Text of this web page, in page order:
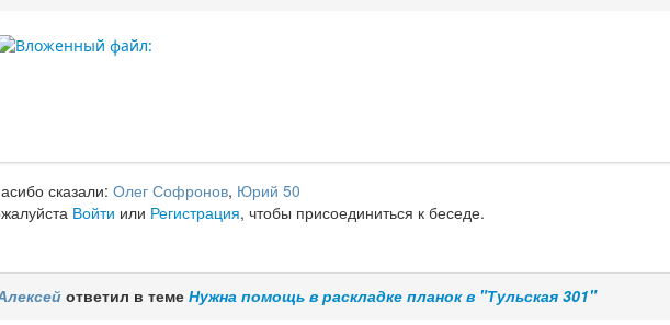
сказали:Олег Софронов, Юрий 50
Войти или Регистрация, чтобы присоединиться к беседе.
ответил в темеНужна помощь в раскладке планок в "Тульская 301"